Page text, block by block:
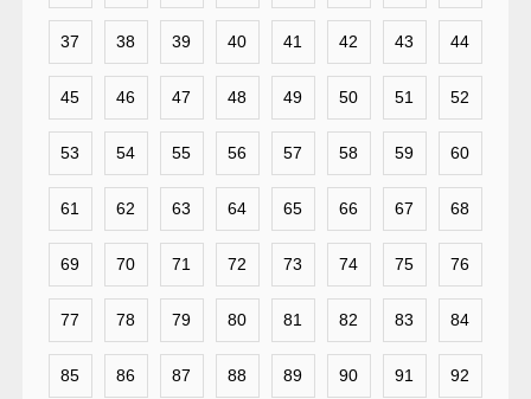
37 38 39 40 41 42 43 44
45 46 47 48 49 50 51 52
53 54 55 56 57 58 59 60
61 62 63 64 65 66 67 68
69 70 71 72 73 74 75 76
77 78 79 80 81 82 83 84
85 86 87 88 89 90 91 92